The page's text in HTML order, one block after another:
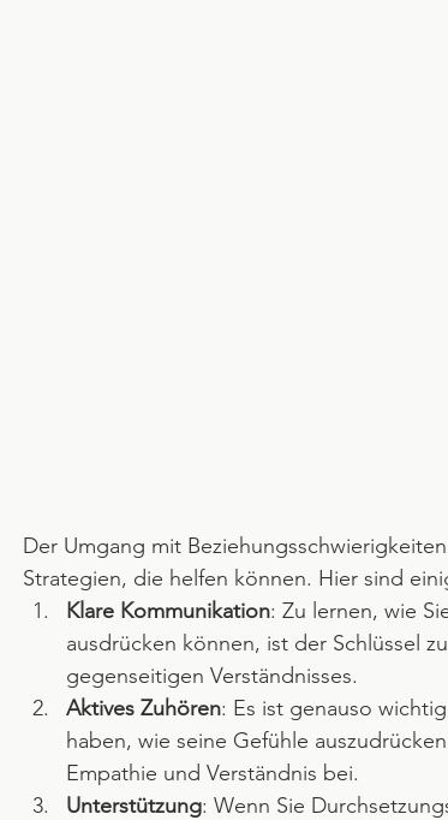
Der Umgang mit
Strategien, die helfen können. Hier sind
Klare Kommunikation: Zu lernen, wie
ausdrücken können, ist der Schlüssel
gegenseitigen Verständnisses.
Aktives Zuhören: Es ist genauso
haben, wie seine Gefühle
Empathie und Verständnis bei.
Unterstützung: Wenn Sie